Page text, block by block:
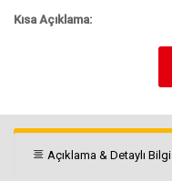
Kısa Açıklama:
Açıklama & Detaylı Bilgi